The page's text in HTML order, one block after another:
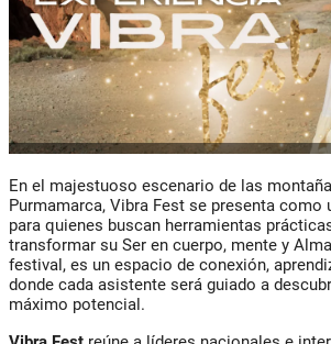
En el majestuoso escenario de las
Purmamarca, Vibra Fest se presenta como
para quienes buscan herramientas
transformar su Ser en cuerpo, mente y
festival, es un espacio de conexión,
donde cada asistente será guiado a
máximo potencial.